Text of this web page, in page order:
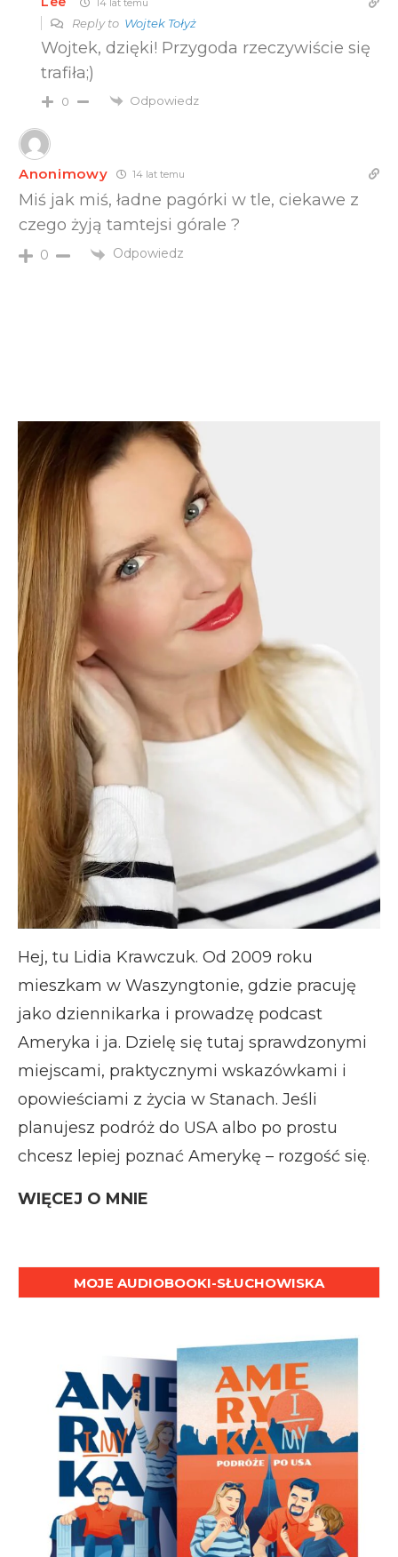
14 lat temu
Reply to Wojtek Tołyż
Wojtek, dzięki! Przygoda rzeczywiście się
trafiła;)
0 Odpowiedz
Anonimowy 14 lat temu
Miś jak miś, ładne pagórki w tle, ciekawe z
czego żyją tamtejsi górale ?
0 Odpowiedz
Hej, tu Lidia Krawczuk. Od 2009 roku
mieszkam w Waszyngtonie, gdzie pracuję
jako dziennikarka i prowadzę podcast
Ameryka i ja. Dzielę się tutaj sprawdzonymi
miejscami, praktycznymi wskazówkami i
opowieściami z życia w Stanach. Jeśli
planujesz podróż do USA albo po prostu
chcesz lepiej poznać Amerykę – rozgość się.
WIĘCEJ O MNIE
MOJE AUDIOBOOKI-SŁUCHOWISKA